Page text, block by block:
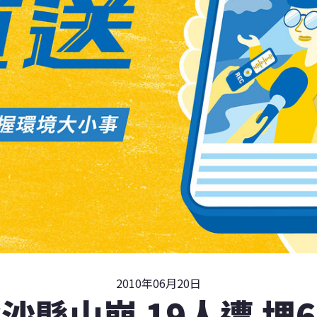
2010年06月20日